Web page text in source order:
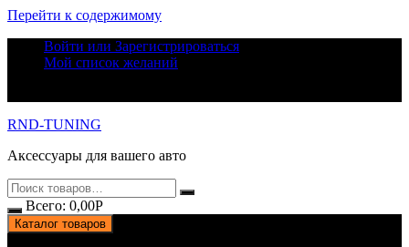
Перейти к содержимому
Войти или Зарегистрироваться
Мой список желаний
RND-TUNING
Аксессуары для вашего авто
Всего: 0,00Р
Каталог товаров